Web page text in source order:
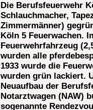
Die Berufsfeuerwehr
Schlauchmacher,
Zimmermänner)
Köln 5 Feuerwachen.
Feuerwehrfahrzeug
wurden alle
1933 wurde die
wurden grün lackiert.
Neuaufbau der
Notarztwagen (NAW)
sogenannte